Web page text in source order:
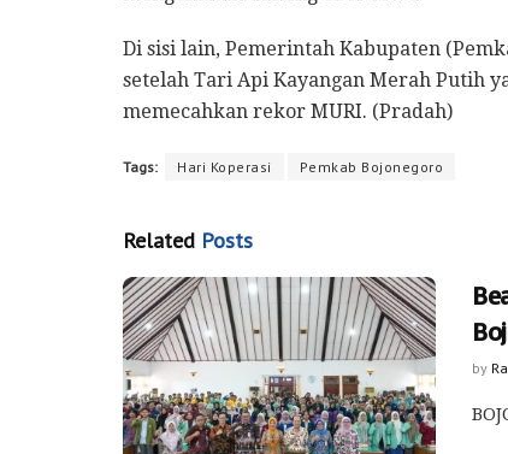
Di sisi lain, Pemerintah Kabupaten
setelah Tari Api Kayangan Merah Putih
memecahkan rekor MURI. (Pradah)
Tags: Hari Koperasi Pemkab Bojonegoro
Related Posts
by